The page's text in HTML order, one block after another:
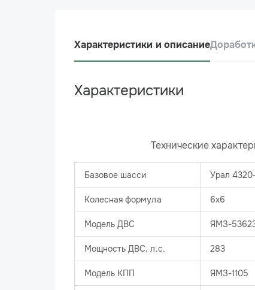
Характеристики и описание
Характеристики
Технические
Базовое шасси Урал
Колесная формула 6х6
Модель ДВС ЯМЗ-
Мощность ДВС, л.с. 283
Модель КПП ЯМЗ-1105